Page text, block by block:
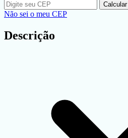
Calcular
Não sei o meu CEP
Descrição